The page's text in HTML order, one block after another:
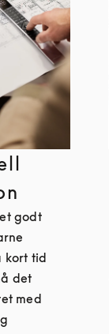
godt
kort tid
det
med